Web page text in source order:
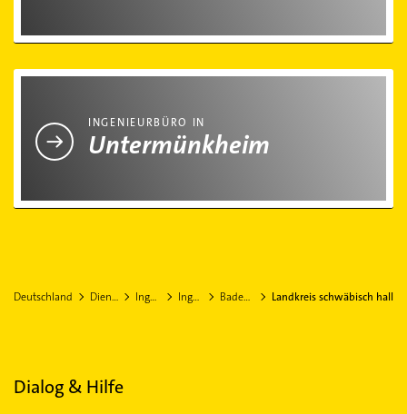
INGENIEURBÜRO IN
Untermünkheim
Deutschland Dienstleistungen Ingenieurbüros Ingenieurbüro Baden-Württemberg Landkreis schwäbisch hall
Dialog & Hilfe